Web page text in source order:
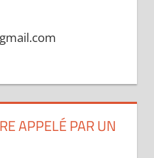
APPELÉ PAR UN